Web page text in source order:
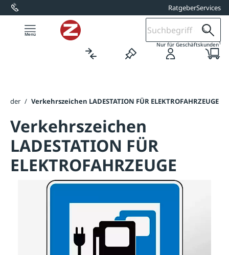
springen RatgeberServices
Nur für Geschäftskunden1
/ Verkehrszeichen LADESTATION FÜR ELEKTROFAHRZEUGE
Verkehrszeichen
LADESTATION FÜR
ELEKTROFAHRZEUGE